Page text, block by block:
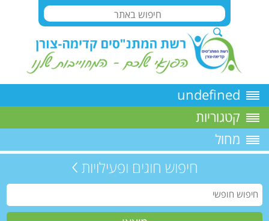
undefined
קטגוריות
מחול
חיפוש חוגים ופעילויות